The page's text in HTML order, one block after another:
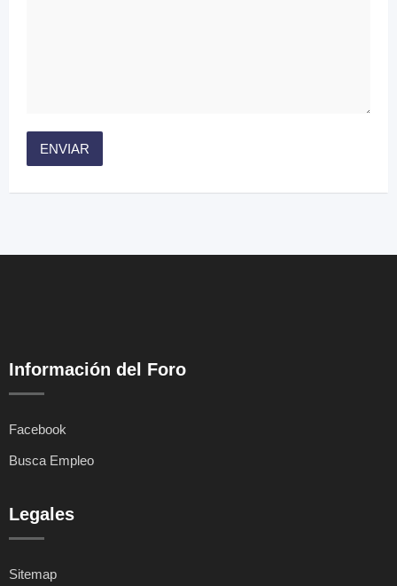
Información del Foro
Facebook
Busca Empleo
Legales
Sitemap